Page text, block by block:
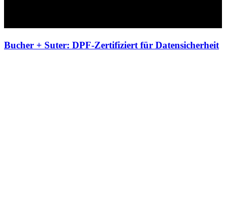
Bucher + Suter: DPF-Zertifiziert für Datensicherheit